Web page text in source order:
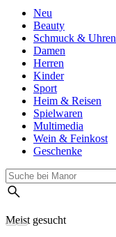
Neu
Beauty
Schmuck & Uhren
Damen
Herren
Kinder
Sport
Heim & Reisen
Spielwaren
Multimedia
Wein & Feinkost
Geschenke
Meist gesucht